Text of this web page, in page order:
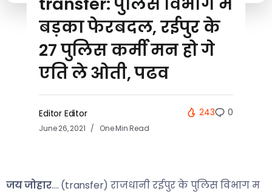
बड़का फेरबदल, रईपुर के
27 पुलिस कर्मी मन हो गे
एति ले ओती, पढव
Editor Editor
June 26, 2021 One Min Read
243 0
जय जोहार…. (transfer) राजधानी रईपुर के पुलिस विभाग म